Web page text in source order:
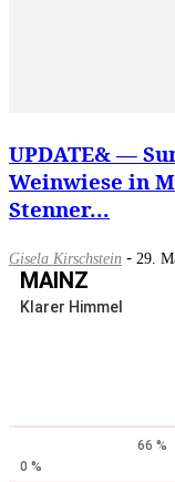
UPDATE& —
Weinwiese in
Stenner...
Gisela Kirschstein - 29.
MAINZ
Klarer Himmel
66 %
0 %